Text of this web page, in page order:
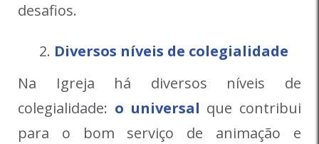
desafios.
Diversos níveis de colegialidade
Na Igreja há diversos níveis de
colegialidade: o universal que contribui
para o bom serviço de animação e